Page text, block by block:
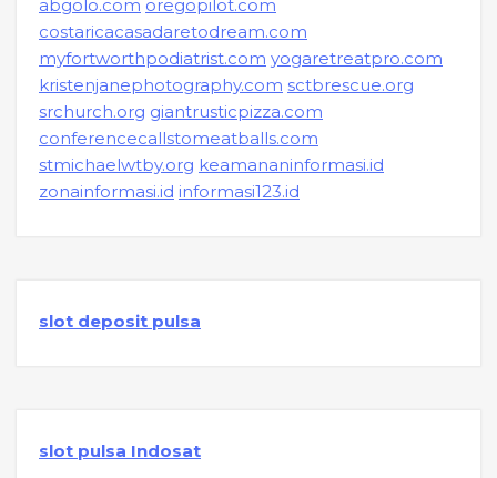
abgolo.com oregopilot.com
costaricacasadaretodream.com
myfortworthpodiatrist.com yogaretreatpro.com
kristenjanephotography.com sctbrescue.org
srchurch.org giantrusticpizza.com
conferencecallstomeatballs.com
stmichaelwtby.org keamananinformasi.id
zonainformasi.id informasi123.id
slot deposit pulsa
slot pulsa Indosat